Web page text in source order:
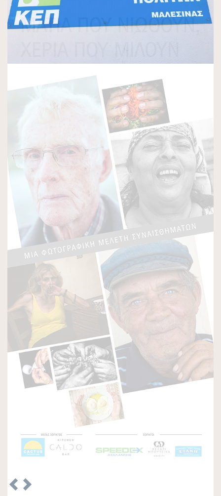
ΠΑΛΑΙΌΤΕΡΑ
Προκήρυξη Παραδοσιακής Εμποροπανήγυρης
Αταλάντης 2026
Δε, 22/06/2026 - 09:25
Κάρτα Δημότη Λοκρών
Τρ, 07/04/2026 - 09:45
Λειτουργία Πλατφόρμας Συμμετοχής ΥΠΕΝ Τοπικού
Πολεοδομικού Σχεδίου (Τ.Π.Σ.) Δήμου Λοκρών (ΔΕ
Δαφνουσίων, Αταλάντης, Μαλεσίνης, Οπουντίων)
Δε, 30/09/2024 - 12:50
Δημιουργία Μητρώου Νέων για τη συγκρότηση
Δημοτικού Συμβουλίου Νέων στο Δήμο Λοκρών
Πα, 27/09/2024 - 01:41
Δεσποζόμενα και Αδέσποτα Ζώα συντροφιάς
Δικαιώματα – Υποχρεώσεις
Τρ, 04/06/2024 - 10:01
Αγορών Δήμου Λοκρών